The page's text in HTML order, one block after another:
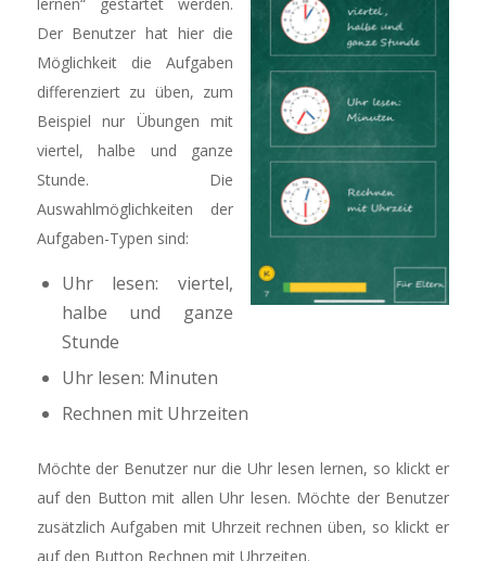
Der Benutzer hat hier die
Möglichkeit die Aufgaben
differenziert zu üben, zum
Beispiel nur Übungen mit
viertel, halbe und ganze
Stunde. Die
Auswahlmöglichkeiten der
Aufgaben-Typen sind:
Uhr lesen: viertel,
halbe und ganze
Stunde
Uhr lesen: Minuten
Rechnen mit Uhrzeiten
Möchte der Benutzer nur die Uhr lesen lernen, so klickt er
auf den Button mit allen Uhr lesen. Möchte der Benutzer
zusätzlich Aufgaben mit Uhrzeit rechnen üben, so klickt er
auf den Button Rechnen mit Uhrzeiten.